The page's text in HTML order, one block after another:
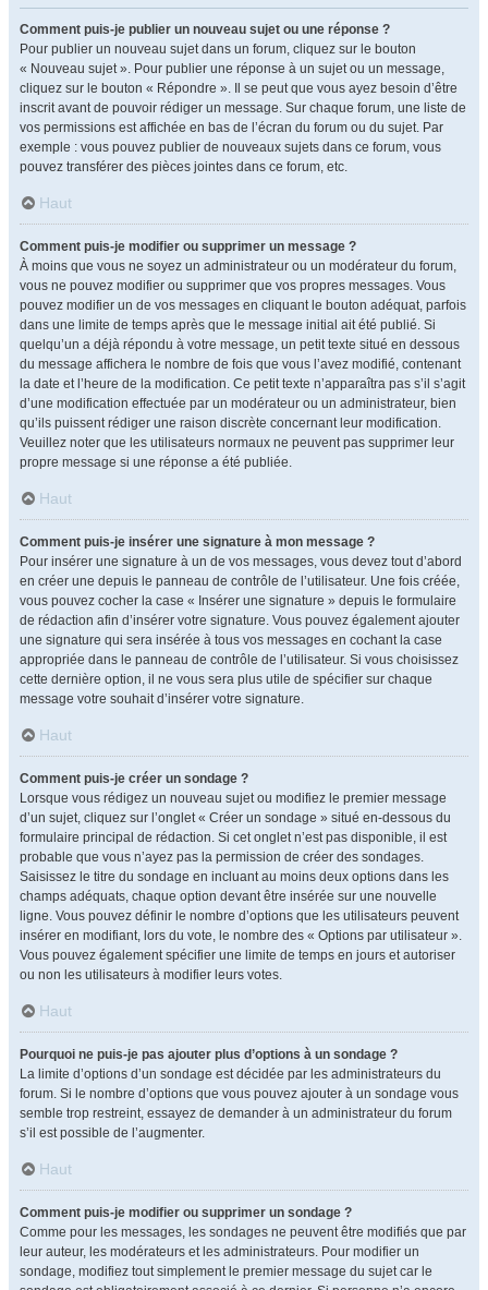
Comment puis-je publier un nouveau sujet ou une réponse ?
Pour publier un nouveau sujet dans un forum, cliquez sur le bouton
« Nouveau sujet ». Pour publier une réponse à un sujet ou un message,
cliquez sur le bouton « Répondre ». Il se peut que vous ayez besoin d’être
inscrit avant de pouvoir rédiger un message. Sur chaque forum, une liste de
vos permissions est affichée en bas de l’écran du forum ou du sujet. Par
exemple : vous pouvez publier de nouveaux sujets dans ce forum, vous
pouvez transférer des pièces jointes dans ce forum, etc.
Haut
Comment puis-je modifier ou supprimer un message ?
À moins que vous ne soyez un administrateur ou un modérateur du forum,
vous ne pouvez modifier ou supprimer que vos propres messages. Vous
pouvez modifier un de vos messages en cliquant le bouton adéquat, parfois
dans une limite de temps après que le message initial ait été publié. Si
quelqu’un a déjà répondu à votre message, un petit texte situé en dessous
du message affichera le nombre de fois que vous l’avez modifié, contenant
la date et l’heure de la modification. Ce petit texte n’apparaîtra pas s’il s’agit
d’une modification effectuée par un modérateur ou un administrateur, bien
qu’ils puissent rédiger une raison discrète concernant leur modification.
Veuillez noter que les utilisateurs normaux ne peuvent pas supprimer leur
propre message si une réponse a été publiée.
Haut
Comment puis-je insérer une signature à mon message ?
Pour insérer une signature à un de vos messages, vous devez tout d’abord
en créer une depuis le panneau de contrôle de l’utilisateur. Une fois créée,
vous pouvez cocher la case « Insérer une signature » depuis le formulaire
de rédaction afin d’insérer votre signature. Vous pouvez également ajouter
une signature qui sera insérée à tous vos messages en cochant la case
appropriée dans le panneau de contrôle de l’utilisateur. Si vous choisissez
cette dernière option, il ne vous sera plus utile de spécifier sur chaque
message votre souhait d’insérer votre signature.
Haut
Comment puis-je créer un sondage ?
Lorsque vous rédigez un nouveau sujet ou modifiez le premier message
d’un sujet, cliquez sur l’onglet « Créer un sondage » situé en-dessous du
formulaire principal de rédaction. Si cet onglet n’est pas disponible, il est
probable que vous n’ayez pas la permission de créer des sondages.
Saisissez le titre du sondage en incluant au moins deux options dans les
champs adéquats, chaque option devant être insérée sur une nouvelle
ligne. Vous pouvez définir le nombre d’options que les utilisateurs peuvent
insérer en modifiant, lors du vote, le nombre des « Options par utilisateur ».
Vous pouvez également spécifier une limite de temps en jours et autoriser
ou non les utilisateurs à modifier leurs votes.
Haut
Pourquoi ne puis-je pas ajouter plus d’options à un sondage ?
La limite d’options d’un sondage est décidée par les administrateurs du
forum. Si le nombre d’options que vous pouvez ajouter à un sondage vous
semble trop restreint, essayez de demander à un administrateur du forum
s’il est possible de l’augmenter.
Haut
Comment puis-je modifier ou supprimer un sondage ?
Comme pour les messages, les sondages ne peuvent être modifiés que par
leur auteur, les modérateurs et les administrateurs. Pour modifier un
sondage, modifiez tout simplement le premier message du sujet car le